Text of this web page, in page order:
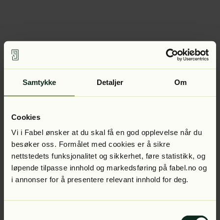
Samtykke Detaljer Om
Cookies
Vi i Fabel ønsker at du skal få en god opplevelse når du
besøker oss. Formålet med cookies er å sikre
nettstedets funksjonalitet og sikkerhet, føre statistikk, og
løpende tilpasse innhold og markedsføring på fabel.no og
i annonser for å presentere relevant innhold for deg.